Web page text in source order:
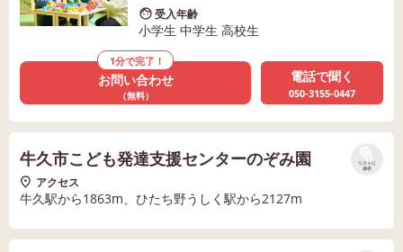
受入年齢
小学生 中学生 高校生
1分で完了！
お問い合わせ
（無料）
電話で聞く
050-3155-0447
リストに
保存
牛久市こども発達支援センターのぞみ園
アクセス
牛久駅から1863m、ひたち野うしく駅から2127m